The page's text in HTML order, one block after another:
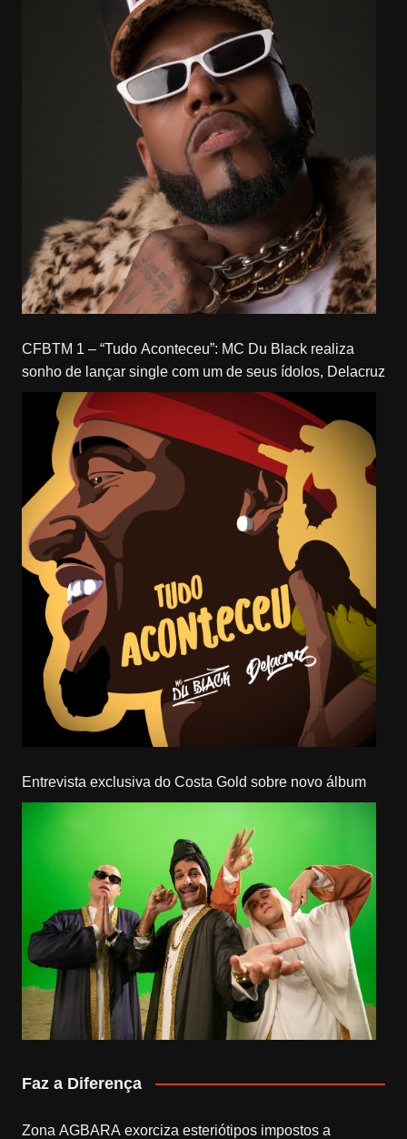
CFBTM 1 – “Tudo Aconteceu”: MC Du Black realiza
sonho de lançar single com um de seus ídolos, Delacruz
Entrevista exclusiva do Costa Gold sobre novo álbum
Faz a Diferença
Zona AGBARA exorciza esteriótipos impostos a